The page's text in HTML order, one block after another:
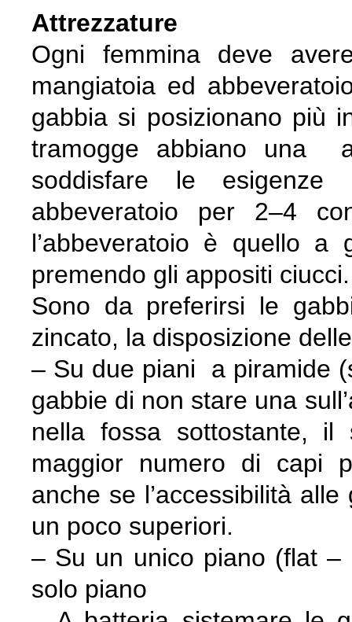
Attrezzature
Ogni femmina deve
mangiatoia ed
gabbia si posizionano più
tramogge abbiano una
soddisfare le
abbeveratoio per 2–4
l’abbeveratoio è quello a
premendo gli appositi ciucci.
Sono da preferirsi le
zincato, la disposizione
– Su due piani a piramide
gabbie di non stare una
nella fossa sottostante, il
maggior numero di capi
anche se l’accessibilità
un poco superiori.
– Su un unico piano (flat
solo piano